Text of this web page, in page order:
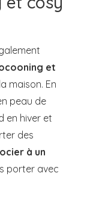
et
maison. En
peau de
en hiver et
des
à un
porter avec